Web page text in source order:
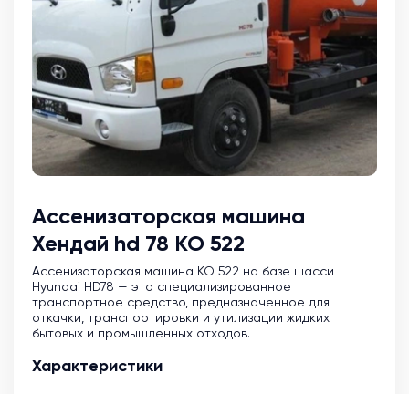
Ассенизаторская машина
Хендай hd 78 КО 522
Ассенизаторская машина KO 522 на базе шасси
Hyundai HD78 — это специализированное
транспортное средство, предназначенное для
откачки, транспортировки и утилизации жидких
бытовых и промышленных отходов.
Характеристики